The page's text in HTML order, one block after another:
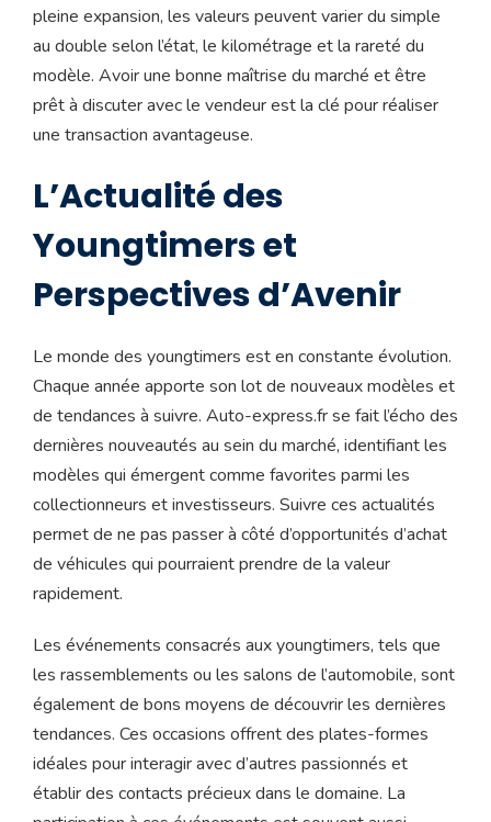
pleine expansion, les valeurs peuvent varier du simple
au double selon l’état, le kilométrage et la rareté du
modèle. Avoir une bonne maîtrise du marché et être
prêt à discuter avec le vendeur est la clé pour réaliser
une transaction avantageuse.
L’Actualité des
Youngtimers et
Perspectives d’Avenir
Le monde des youngtimers est en constante évolution.
Chaque année apporte son lot de nouveaux modèles et
de tendances à suivre. Auto-express.fr se fait l’écho des
dernières nouveautés au sein du marché, identifiant les
modèles qui émergent comme favorites parmi les
collectionneurs et investisseurs. Suivre ces actualités
permet de ne pas passer à côté d’opportunités d’achat
de véhicules qui pourraient prendre de la valeur
rapidement.
Les événements consacrés aux youngtimers, tels que
les rassemblements ou les salons de l’automobile, sont
également de bons moyens de découvrir les dernières
tendances. Ces occasions offrent des plates-formes
idéales pour interagir avec d’autres passionnés et
établir des contacts précieux dans le domaine. La